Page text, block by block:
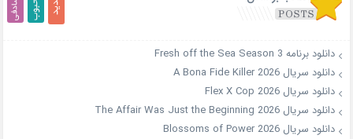
دانلود برنامه Fresh off the Sea Season 3
دانلود سریال A Bona Fide Killer 2026
دانلود سریال Flex X Cop 2026
دانلود سریال The Affair Was Just the Beginning 2026
دانلود سریال Blossoms of Power 2026